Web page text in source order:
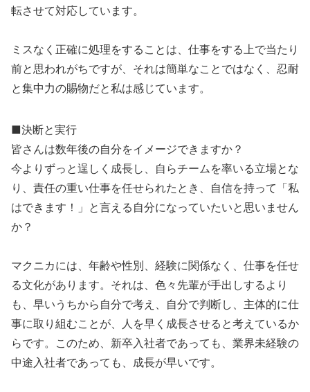
転させて対応しています。
ミスなく正確に処理をすることは、仕事をする上で当たり
前と思われがちですが、それは簡単なことではなく、忍耐
と集中力の賜物だと私は感じています。
■決断と実行
皆さんは数年後の自分をイメージできますか？
今よりずっと逞しく成長し、自らチームを率いる立場とな
り、責任の重い仕事を任せられたとき、自信を持って「私
はできます！」と言える自分になっていたいと思いません
か？
マクニカには、年齢や性別、経験に関係なく、仕事を任せ
る文化があります。それは、色々先輩が手出しするより
も、早いうちから自分で考え、自分で判断し、主体的に仕
事に取り組むことが、人を早く成長させると考えているか
らです。このため、新卒入社者であっても、業界未経験の
中途入社者であっても、成長が早いです。